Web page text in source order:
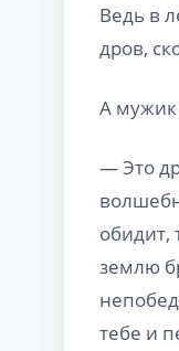
Ведь в
дров,
А мужик
— Это
обидит,
землю
тебе и